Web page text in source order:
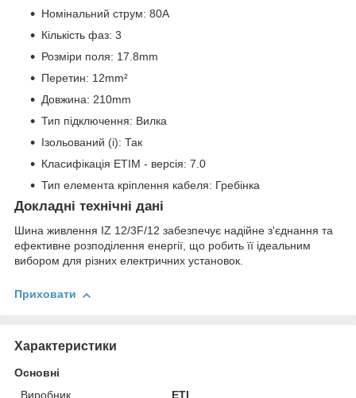
Номінальний струм: 80A
Кількість фаз: 3
Розміри поля: 17.8mm
Перетин: 12mm²
Довжина: 210mm
Тип підключення: Вилка
Ізольований (і): Так
Класифікація ETIM - версія: 7.0
Тип елемента кріплення кабеля: Гребінка
Докладні технічні дані
Шина живлення IZ 12/3F/12 забезпечує надійне з'єднання та
ефективне розподілення енергії, що робить її ідеальним
вибором для різних електричних установок.
Приховати
Характеристики
Основні
Виробник
ETI